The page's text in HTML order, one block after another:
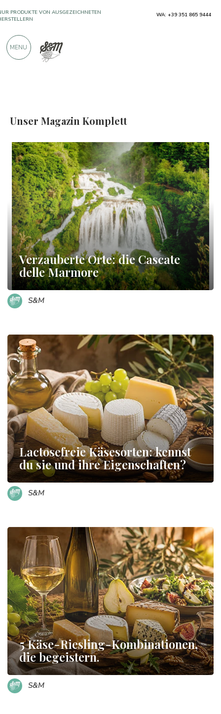
Unser Magazin Komplett
Verzauberte Orte: die Cascate
delle Marmore
S&M
Lactosefreie Käsesorten: kennst
du sie und ihre Eigenschaften?
S&M
5 Käse-Riesling-Kombinationen,
die begeistern.
S&M
VERSAND OBEN €990,00
PRODUKTE VON AUSGEZEICHNETEN
WA: +39 351 865 9444
MENU